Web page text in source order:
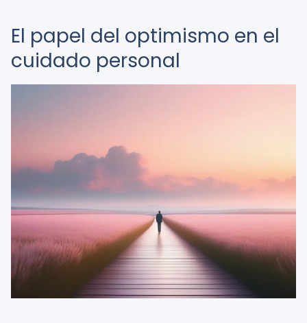
El papel del optimismo en el
cuidado personal